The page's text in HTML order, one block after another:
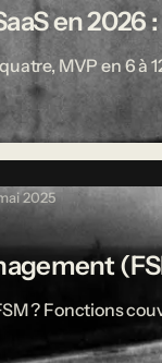
en 2026
MVP en 6 à
2025
? Fonctions